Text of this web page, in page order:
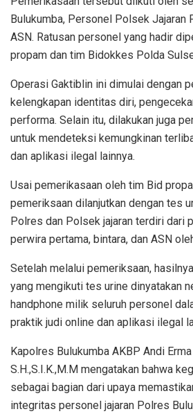
Bulukumba, Personel Polsek Jajaran
ASN. Ratusan personel yang hadir
propam dan tim Bidokkes Polda
Operasi Gaktiblin ini dimulai dengan
kelengkapan identitas diri,
performa. Selain itu, dilakukan juga
untuk mendeteksi kemungkinan
dan aplikasi ilegal lainnya.
Usai pemerikasaan oleh tim Bid
pemeriksaan dilanjutkan dengan tes
Polres dan Polsek jajaran terdiri dari
perwira pertama, bintara, dan ASN
Setelah melalui pemeriksaan,
yang mengikuti tes urine dinyatakan
handphone milik seluruh personel
praktik judi online dan aplikasi ilegal
Kapolres Bulukumba AKBP Andi
S.H.,S.I.K.,M.M mengatakan bahwa
sebagai bagian dari upaya
integritas personel jajaran Polres